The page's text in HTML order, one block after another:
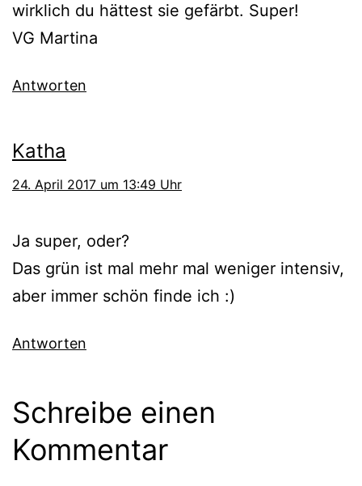
wirklich du hättest sie gefärbt. Super!
VG Martina
Antworten
Katha
24. April 2017 um 13:49 Uhr
Ja super, oder?
Das grün ist mal mehr mal weniger intensiv,
aber immer schön finde ich :)
Antworten
Schreibe einen
Kommentar